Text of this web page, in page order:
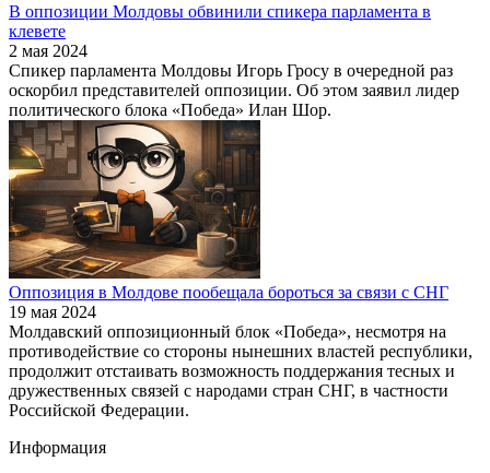
В оппозиции Молдовы обвинили спикера парламента в
клевете
2 мая 2024
Спикер парламента Молдовы Игорь Гросу в очередной раз
оскорбил представителей оппозиции. Об этом заявил лидер
политического блока «Победа» Илан Шор.
Оппозиция в Молдове пообещала бороться за связи с СНГ
19 мая 2024
Молдавский оппозиционный блок «Победа», несмотря на
противодействие со стороны нынешних властей республики,
продолжит отстаивать возможность поддержания тесных и
дружественных связей с народами стран СНГ, в частности
Российской Федерации.
Информация